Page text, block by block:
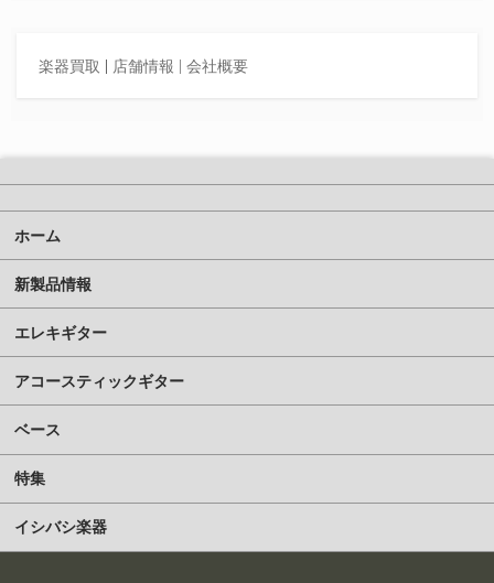
楽器買取 | 店舗情報 | 会社概要
ホーム
新製品情報
エレキギター
アコースティックギター
ベース
特集
イシバシ楽器